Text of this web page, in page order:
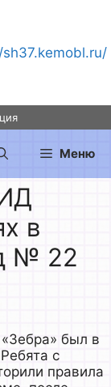
Меню
в
№ 22
был в
с
правила